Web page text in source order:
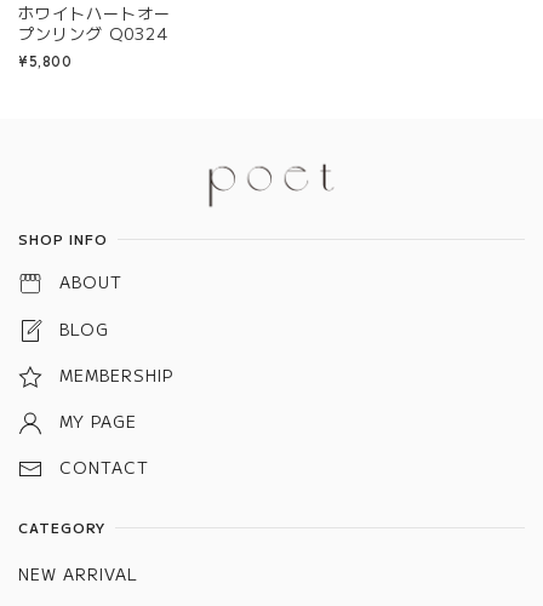
ホワイトハートオー
プンリング Q0324
¥5,800
SHOP INFO
ABOUT
BLOG
MEMBERSHIP
MY PAGE
CONTACT
CATEGORY
NEW ARRIVAL